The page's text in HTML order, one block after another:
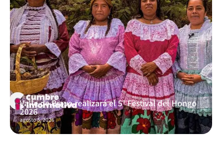
Valle de Bravo realizará el 5° Festival del Hongo
2026
agosto 5, 2026